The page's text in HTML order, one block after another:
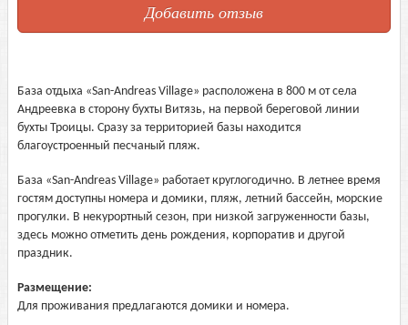
Добавить отзыв
База отдыха «San-Andreas Village» расположена в 800 м от села
Андреевка в сторону бухты Витязь, на первой береговой линии
бухты Троицы. Сразу за территорией базы находится
благоустроенный песчаный пляж.
База «San-Andreas Village» работает круглогодично. В летнее время
гостям доступны номера и домики, пляж, летний бассейн, морские
прогулки. В некурортный сезон, при низкой загруженности базы,
здесь можно отметить день рождения, корпоратив и другой
праздник.
Размещение:
Для проживания предлагаются домики и номера.